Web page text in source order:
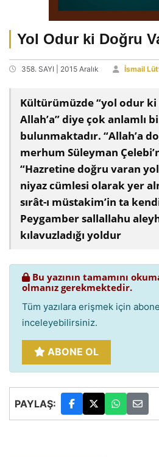
Yol Odur ki Doğru
358. SAYI | 2015 Aralık İsmail
Kültürümüzde “yol odur
Allah’a” diye çok anlamlı
bulunmaktadır. “Allah’a
merhum Süleyman
“Hazretine doğru varan
niyaz cümlesi olarak yer
sırât-ı müstakim’in ta
Peygamber sallallahu
kılavuzladığı yoldur
Bu yazının tamamını
olmanız gerekmektedir.
Tüm yazılara erişmek için
inceleyebilirsiniz.
ABONE OL
PAYLAŞ: